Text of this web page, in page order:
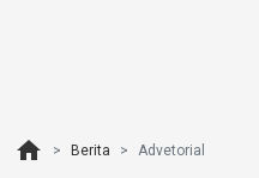
home Berita Advetorial